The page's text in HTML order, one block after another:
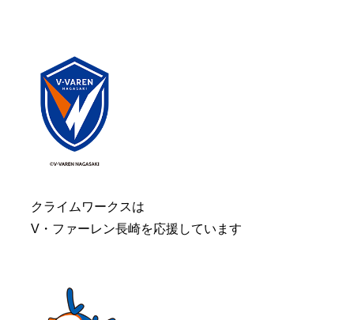
クライムワークスは
V・ファーレン長崎を応援しています